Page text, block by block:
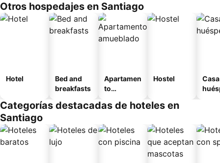
Otros hospedajes en Santiago
Hotel
Bed and
breakfasts
Apartamen
to
o
Hostel
Categorías destacadas de hoteles en
Santiago